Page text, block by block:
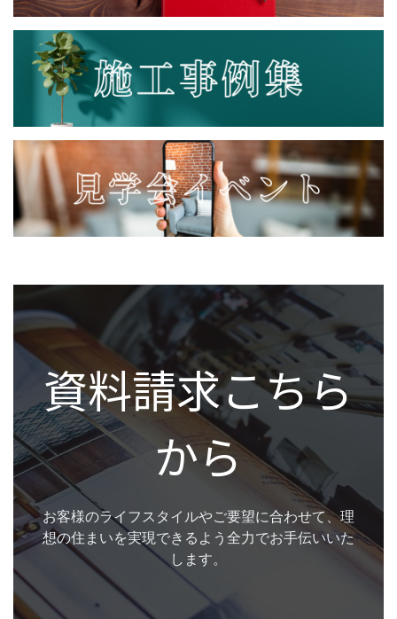
資料請求こちら
から
お客様のライフスタイルやご要望に合わせて、理
想の住まいを実現できるよう全力でお手伝いいた
します。